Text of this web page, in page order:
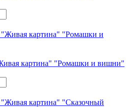
картина" "Ромашки и вишни"